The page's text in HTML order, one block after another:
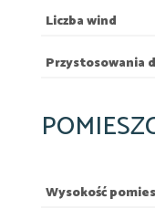
Liczba wind
Przystosowania
Wysokość